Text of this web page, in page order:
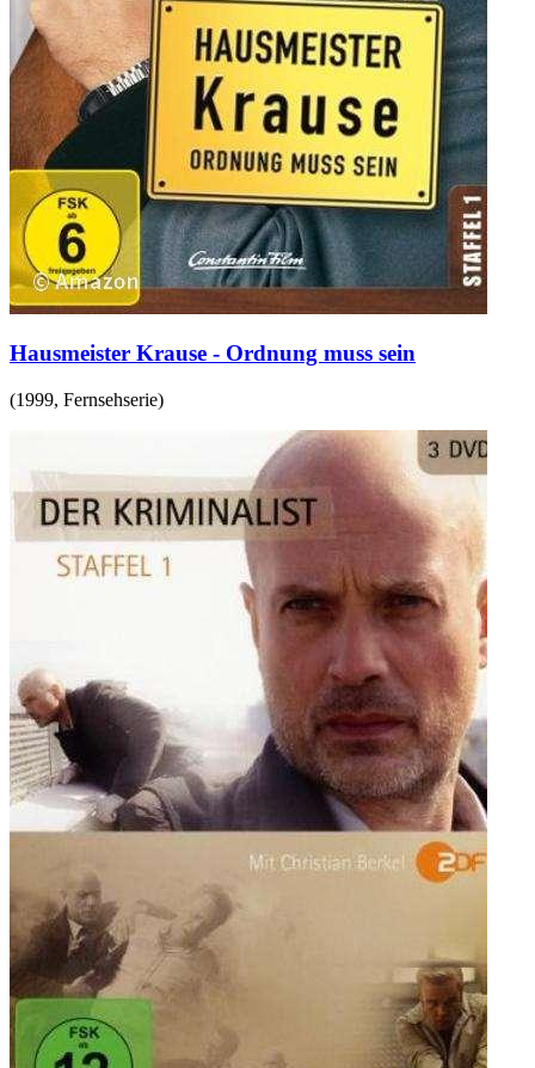
Hausmeister Krause - Ordnung muss sein
(1999, Fernsehserie)